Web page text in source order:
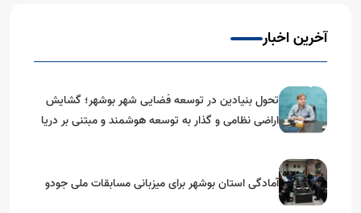
آخرین اخبار
تحول بنیادین در توسعه فضایی شهر بوشهر؛ گشایش
اراضی نظامی و گذار به توسعه هوشمند و مبتنی بر دریا
آمادگی استان بوشهر برای میزبانی مسابقات ملی جودو